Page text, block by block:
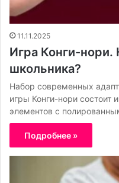
11.11.2025
Игра Конги-нори.
школьника?
Набор современных
игры Конги-нори состоит
элементов с
Подробнее »